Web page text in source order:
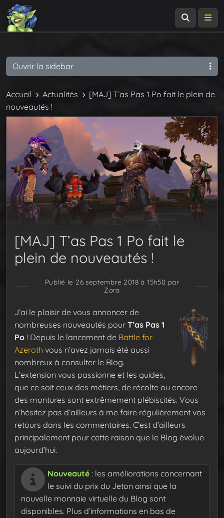
Accueil Actualités
[MAJ] T’as Pas 1 Po fait le plein de
nouveautés !
[MAJ] T’as Pas 1 Po fait le
plein de nouveautés !
Publié le 26 septembre 2018 à 15h50 par
Zora
J’ai le plaisir de vous annoncer de
nombreuses nouveautés pour T’as Pas 1
Po ! Depuis le lancement de Battle for
Azeroth vous n’avez jamais été aussi
nombreux à consulter le Blog.
L’extension vous passionne et les guides,
que ce soit ceux des métiers, de récolte ou encore
des montures sont extrêmement plébiscités. Vous
n’hésitez pas d’ailleurs à me faire régulièrement vos
retours dans les commentaires. C’est d’ailleurs
principalement pour cette raison que le Blog évolue
aujourd’hui.
Nouveauté : les améliorations concernant
le suivi du prix du Jeton ainsi que la
nouvelle monnaie virtuelle du Blog sont
disponibles. Plus d’informations en bas de
Ouvrir la sidebar